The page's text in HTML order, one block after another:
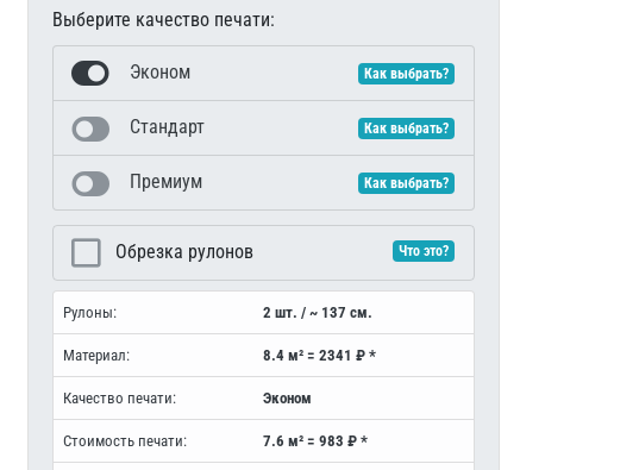
Выберите качество печати:
Эконом Как выбрать?
Стандарт Как выбрать?
Премиум Как выбрать?
Обрезка рулонов Что это?
Рулоны: 2 шт. / ~ 137 см.
Материал: 8.4 м² = 2341 ₽ *
Качество печати: Эконом
Стоимость печати: 7.6 м² = 983 ₽ *